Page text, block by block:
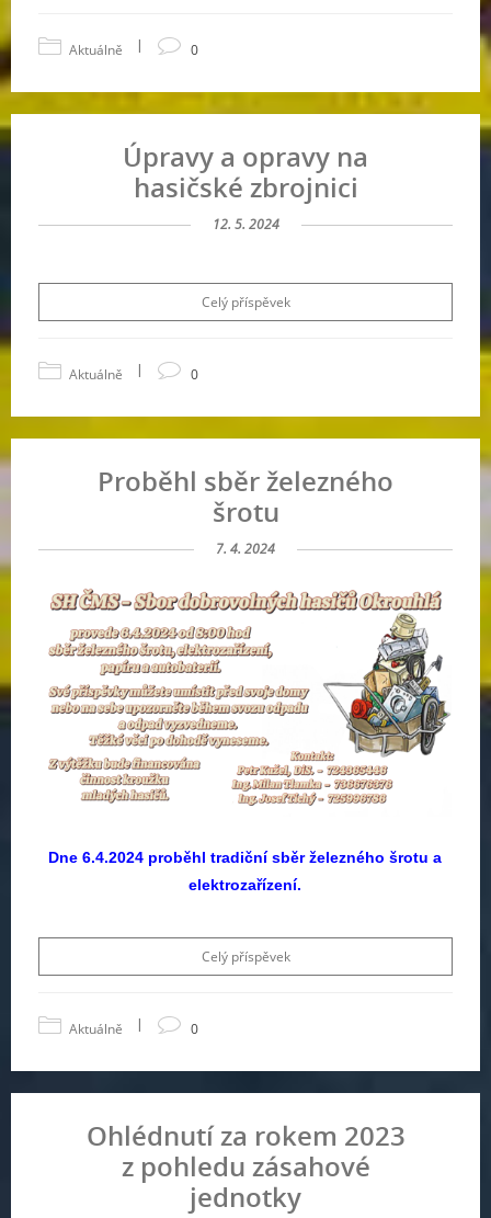
Aktuálně | 0
Úpravy a opravy na
hasičské zbrojnici
12. 5. 2024
Celý příspěvek
Aktuálně | 0
Proběhl sběr železného
šrotu
7. 4. 2024
Dne 6.4.2024 proběhl tradiční sběr železného šrotu a
elektrozařízení.
Celý příspěvek
Aktuálně | 0
Ohlédnutí za rokem 2023
z pohledu zásahové
jednotky